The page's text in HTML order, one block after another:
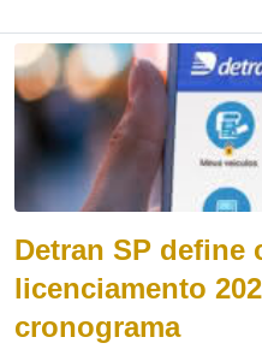
Detran SP define
licenciamento
cronograma